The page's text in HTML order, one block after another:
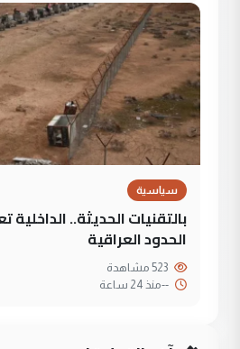
سياسية
بالتقنيات الحديثة.. الداخلية
الحدود العراقية
--منذ 24 ساعة